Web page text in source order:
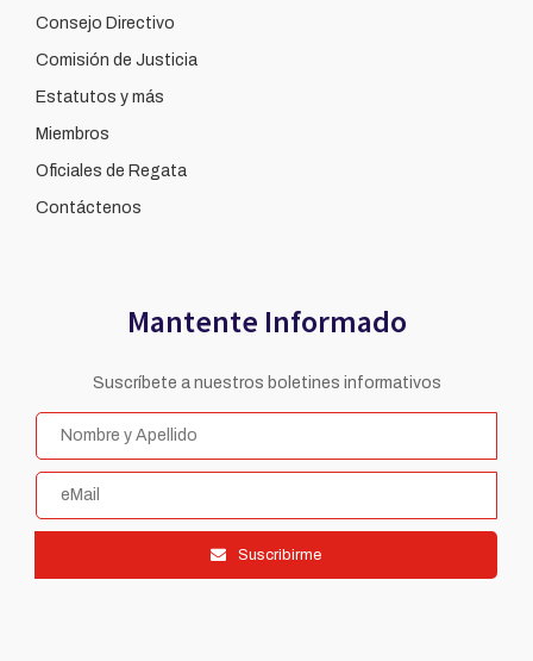
Consejo Directivo
Comisión de Justicia
Estatutos y más
Miembros
Oficiales de Regata
Contáctenos
Mantente Informado
Suscríbete a nuestros boletines informativos
Suscribirme